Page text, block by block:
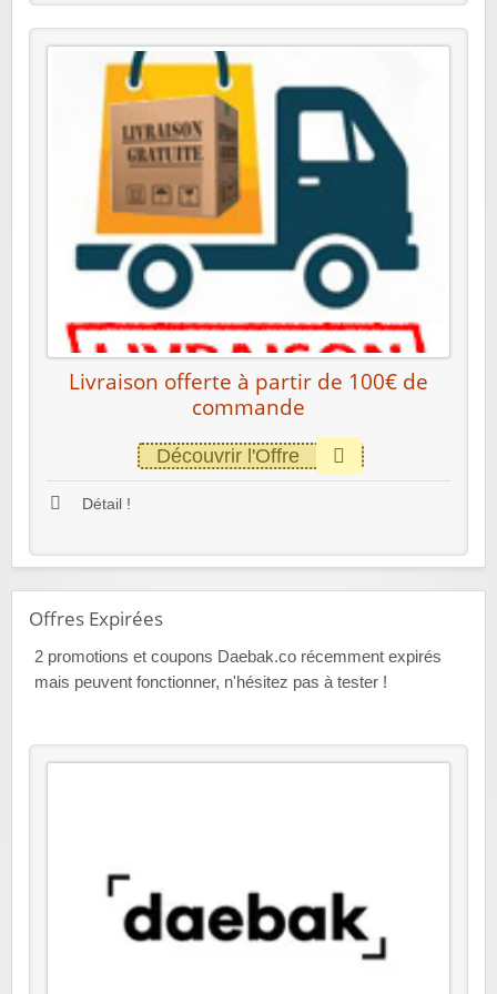
Livraison offerte à partir de 100€ de
commande
Découvrir l'Offre
Détail !
Offres Expirées
2 promotions et coupons Daebak.co récemment expirés
mais peuvent fonctionner, n'hésitez pas à tester !